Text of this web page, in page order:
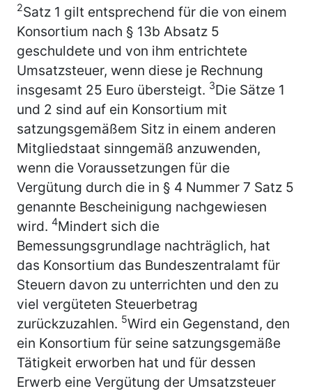
2Satz 1 gilt entsprechend für die von einem
Konsortium nach § 13b Absatz 5
geschuldete und von ihm entrichtete
Umsatzsteuer, wenn diese je Rechnung
insgesamt 25 Euro übersteigt. 3Die Sätze 1
und 2 sind auf ein Konsortium mit
satzungsgemäßem Sitz in einem anderen
Mitgliedstaat sinngemäß anzuwenden,
wenn die Voraussetzungen für die
Vergütung durch die in § 4 Nummer 7 Satz 5
genannte Bescheinigung nachgewiesen
wird. 4Mindert sich die
Bemessungsgrundlage nachträglich, hat
das Konsortium das Bundeszentralamt für
Steuern davon zu unterrichten und den zu
viel vergüteten Steuerbetrag
zurückzuzahlen. 5Wird ein Gegenstand, den
ein Konsortium für seine satzungsgemäße
Tätigkeit erworben hat und für dessen
Erwerb eine Vergütung der Umsatzsteuer